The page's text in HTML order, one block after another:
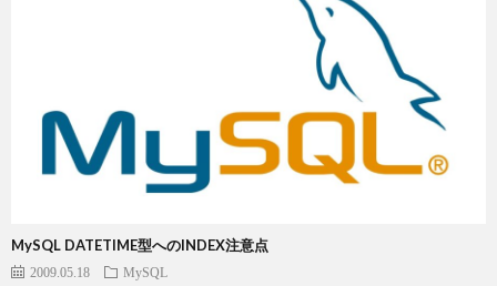
MySQL DATETIME型へのINDEX注意点
2009.05.18 MySQL